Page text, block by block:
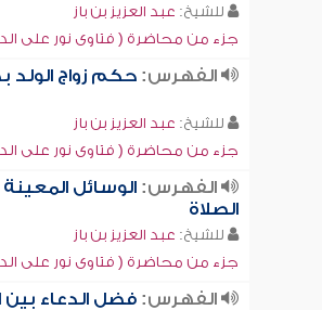
للشيخ: عبد العزيز بن باز
جزء من محاضرة ( فتاوى نور على الدرب
الفهرس:حكم زواج الولد
للشيخ: عبد العزيز بن باز
جزء من محاضرة ( فتاوى نور على الدرب
الفهرس:الوسائل
الصلاة
للشيخ: عبد العزيز بن باز
جزء من محاضرة ( فتاوى نور على الدرب
الفهرس:فضل الدعاء بين